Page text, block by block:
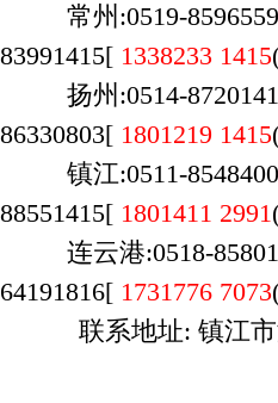
常州:0519-
83991415[ 1338233 1415
扬州:0514-
86330803[ 1801219 1415
镇江:0511-
88551415[ 1801411 2991
连云港:0518-
64191816[ 1731776 7073
联系地址: 镇江市润